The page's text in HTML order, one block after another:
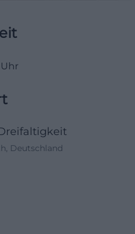
Uhr
Deutschland